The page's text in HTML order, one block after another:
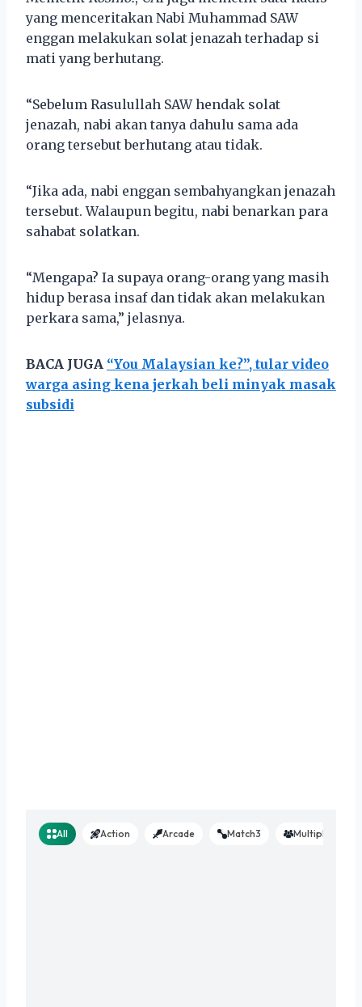
yang menceritakan Nabi Muhammad SAW
enggan melakukan solat jenazah terhadap si
mati yang berhutang.
“Sebelum Rasulullah SAW hendak solat
jenazah, nabi akan tanya dahulu sama ada
orang tersebut berhutang atau tidak.
“Jika ada, nabi enggan sembahyangkan jenazah
tersebut. Walaupun begitu, nabi benarkan para
sahabat solatkan.
“Mengapa? Ia supaya orang-orang yang masih
hidup berasa insaf dan tidak akan melakukan
perkara sama,” jelasnya.
BACA JUGA “You Malaysian ke?”, tular video
warga asing kena jerkah beli minyak masak
subsidi